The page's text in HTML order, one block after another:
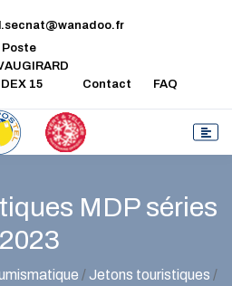
Poste
15
Contact FAQ
MDP séries
2023
/Jetons touristiques /